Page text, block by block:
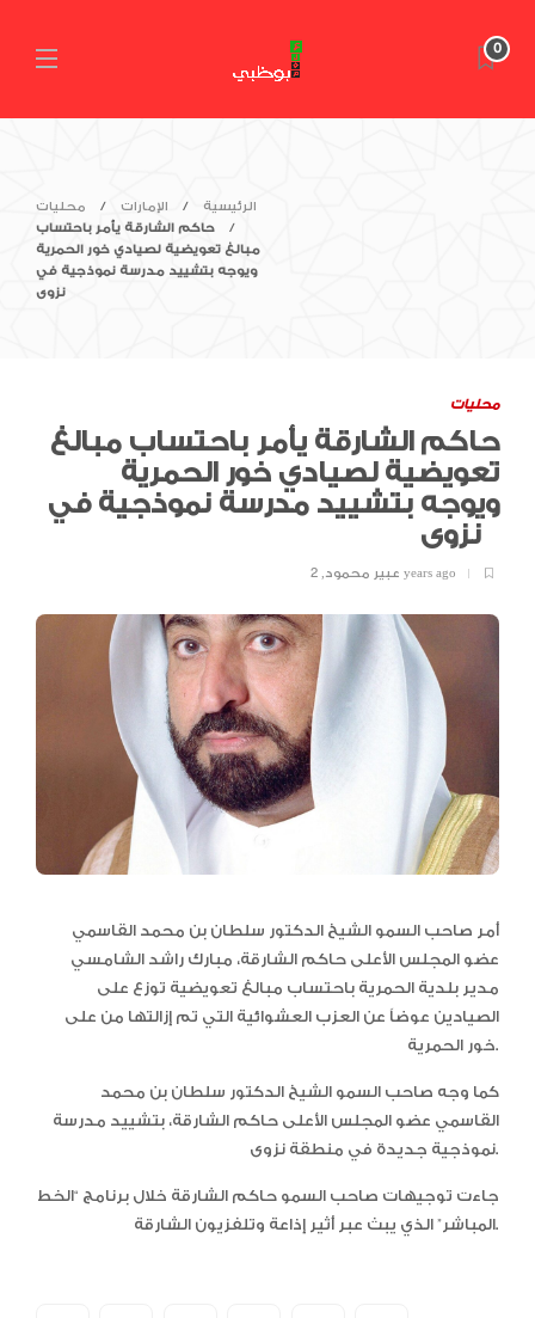
0
الرئيسية الإمارات
محليات
حاكم الشارقة يأمر باحتساب
مبالغ تعويضية لصيادي خور الحمرية
ويوجه بتشييد مدرسة نموذجية في
نزوى
محليات
حاكم الشارقة يأمر باحتساب مبالغ
تعويضية لصيادي خور الحمرية
ويوجه بتشييد مدرسة نموذجية في
عبير محمود, 2 years ago
أمر صاحب السمو الشيخ الدكتور سلطان بن محمد القاسمي
عضو المجلس الأعلى حاكم الشارقة، مبارك راشد الشامسي
مدير بلدية الحمرية باحتساب مبالغ تعويضية توزع على
الصيادين عوضاً عن العزب العشوائية التي تم إزالتها من على
خور الحمرية.
كما وجه صاحب السمو الشيخ الدكتور سلطان بن محمد
القاسمي عضو المجلس الأعلى حاكم الشارقة، بتشييد مدرسة
نموذجية جديدة في منطقة نزوى.
جاءت توجيهات صاحب السمو حاكم الشارقة خلال برنامج “الخط
المباشر” الذي يبث عبر أثير إذاعة وتلفزيون الشارقة.